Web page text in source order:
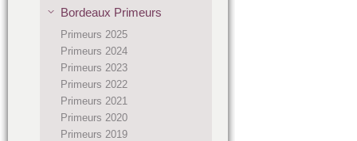
Bordeaux Primeurs
Primeurs 2025
Primeurs 2024
Primeurs 2023
Primeurs 2022
Primeurs 2021
Primeurs 2020
Primeurs 2019